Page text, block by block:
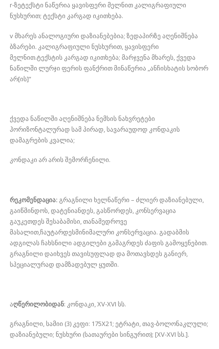
r-ზეტექსტი ნაწერია ყავისფერი მელნით კალიგრაფიული
ნუსხურით; ტექსტი კარგად იკითხება.
v მხარეს ანალოგიური დაზიანებებია; ზედაპირზე აღენიშნება
ბზარები. კალიგრაფიული ნუსხურით, ყავისფერი
მელნით.ტექსტის კარგად იკითხება; მარჯვენა მხარეს, ქვედა
ნაწილში ლურჯი ფერის ფანქრით მინაწერია „ანჩისხატის სობორ
არ[ის]“
ქვედა ნაწილში აღენიშნება ნემსის ნახვრეტები
ჰორიზონტალურად სამ პირად, სავარაუდოდ კონდაკის
დამაგრების კვალია;
კონდაკი არ არის შემორჩენილი.
რეკომენდაცია: გრაგნილი ხელნაწერი – ძლიერ დაზიანებული,
გაიწმინდოს, დატენიანდეს, გასწორდეს, კონსერვაცია
გაუკეთდეს შესაბამისი, თანამედროვე
მასალით,ჩაუტარდესმინიმალური კონსერვაცია. გადაბმის
ადგილას ჩახსნილი ადგილები გამაგრდეს ძაფის გამოყენებით.
გრაგნილი დაიხვეს თავისუფლად და მოთავსდეს განიერ,
სპეციალურად დამზადებულ ყუთში.
აღწერილობიდან: კონდაკი, XV-XVI სს.
გრაგნილი, სამიი (3) კეფი: 175X21; ეტრატი, თავ-ბოლონაკლული;
დაზიანებული; ნუსხური (სათაურები სინგურით); [XV-XVI სს.].